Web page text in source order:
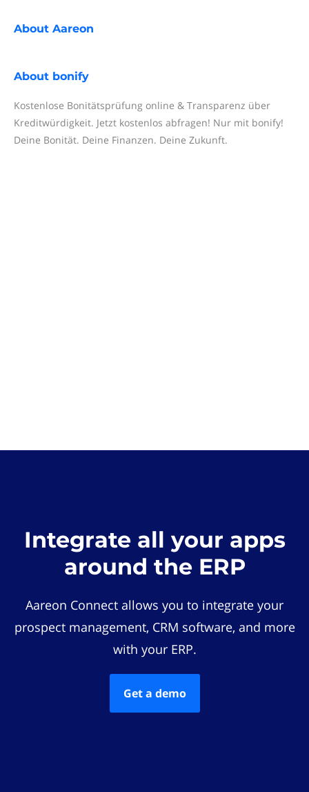
About Aareon
About bonify
Kostenlose Bonitätsprüfung online & Transparenz über
Kreditwürdigkeit. Jetzt kostenlos abfragen! Nur mit bonify!
Deine Bonität. Deine Finanzen. Deine Zukunft.
Integrate all your apps
around the ERP
Aareon Connect allows you to integrate your
prospect management, CRM software, and more
with your ERP.
Get a demo